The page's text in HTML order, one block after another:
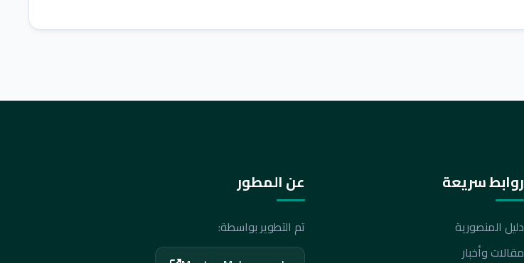
روابط سريعة
دليل المنصورية
مقالات وأخبار
عن المطور
تم التطوير بواسطة: